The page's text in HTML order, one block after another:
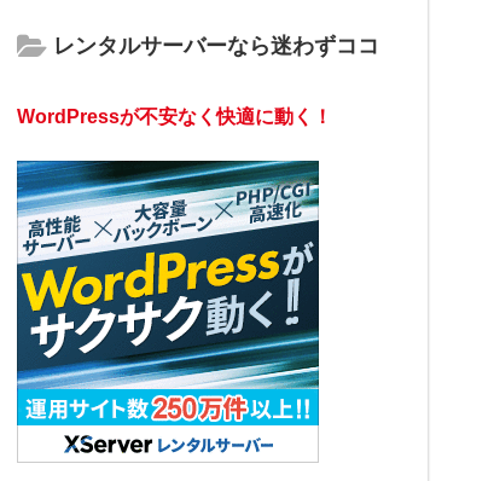
レンタルサーバーなら迷わずココ
WordPressが不安なく快適に動く！